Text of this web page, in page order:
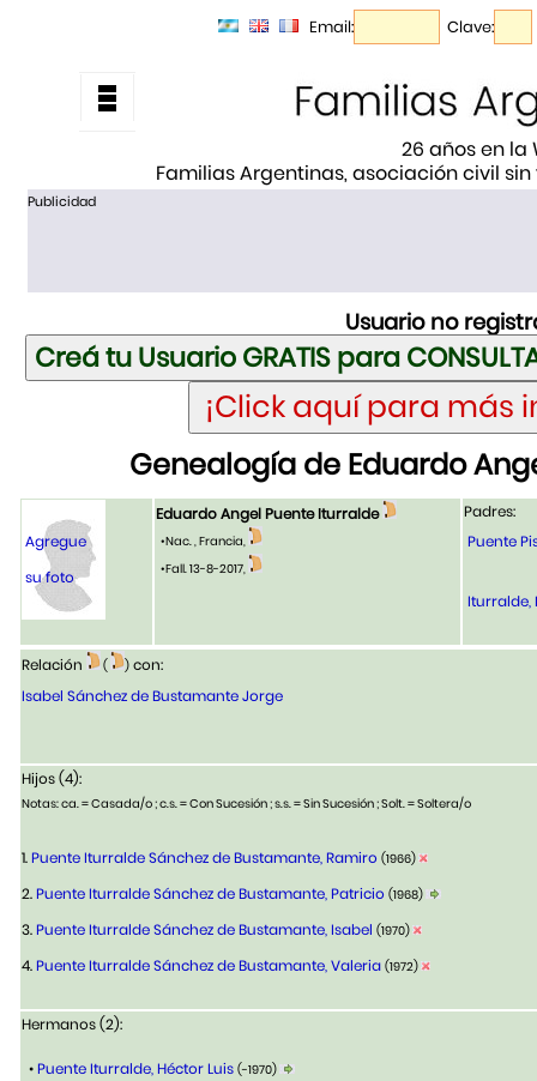
Email: Clave:
26 años en la
Familias Argentinas, asociación civil
Publicidad
Usuario no
Genealogía de Eduardo
Agregue
su foto
Eduardo Angel Puente Iturralde
•Nac. , Francia,
•Fall. 13-8-2017,
Padres:
Puente
Iturralde,
Relación ( ) con:
Isabel Sánchez de Bustamante Jorge
Hijos (4):
Notas: ca. = Casada/o ; c.s. = Con Sucesión ; s.s. = Sin Sucesión ; Solt. = Soltera/o
1.Puente Iturralde Sánchez de Bustamante, Ramiro (1966)
2.Puente Iturralde Sánchez de Bustamante, Patricio (1968)
3.Puente Iturralde Sánchez de Bustamante, Isabel (1970)
4.Puente Iturralde Sánchez de Bustamante, Valeria (1972)
Hermanos (2):
•Puente Iturralde, Héctor Luis (-1970)